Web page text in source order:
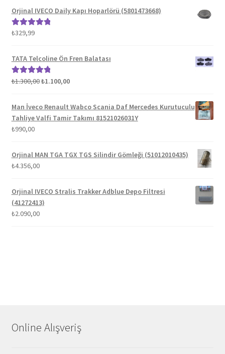
Orjinal IVECO Daily Kapı Hoparlörü (5801473668)
5 üzerinden
₺329,99
TATA Telcoline Ön Fren Balatası
5 üzerinden
₺1.300,00Orijinal
₺1.300,00.
₺1.100,00Şu
fiyat:
₺1.100,00.
Man İveco Renault Wabco Scania Daf Mercedes Kurutuculu
Tahliye Valfi Tamir Takımı 81521026031Y
₺990,00
Orjinal MAN TGA TGX TGS Silindir Gömleği (51012010435)
₺4.356,00
Orjinal IVECO Stralis Trakker Adblue Depo Filtresi
(41272413)
₺2.090,00
Online Alışveriş